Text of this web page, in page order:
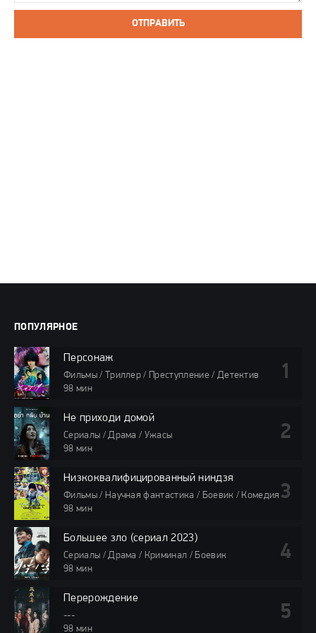
ОТПРАВИТЬ
ПОПУЛЯРНОЕ
Персонаж
Фильмы / Триллер / Преступление / Детектив
98 мин
Не приходи домой
Сериалы / Драма / Ужасы
98 мин
Низкоквалифицированный ниндзя
Фильмы / Научная фантастика / Боевик / Комедия
98 мин
Большее зло (сериал 2023)
Сериалы / Драма / Криминал / Боевик
98 мин
Перерождение
---
98 мин